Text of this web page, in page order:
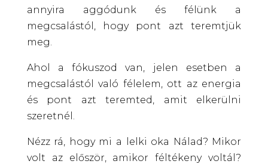
annyira aggódunk és félünk a
megcsalástól, hogy pont azt teremtjük
meg.
Ahol a fókuszod van, jelen esetben a
megcsalástól való félelem, ott az energia
és pont azt teremted, amit elkerülni
szeretnél.
Nézz rá, hogy mi a lelki oka Nálad? Mikor
volt az először, amikor féltékeny voltál?